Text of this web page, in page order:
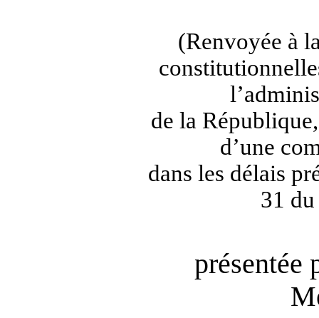
(Renvoyée à
de la
d’une
dans les délais
31
présentée